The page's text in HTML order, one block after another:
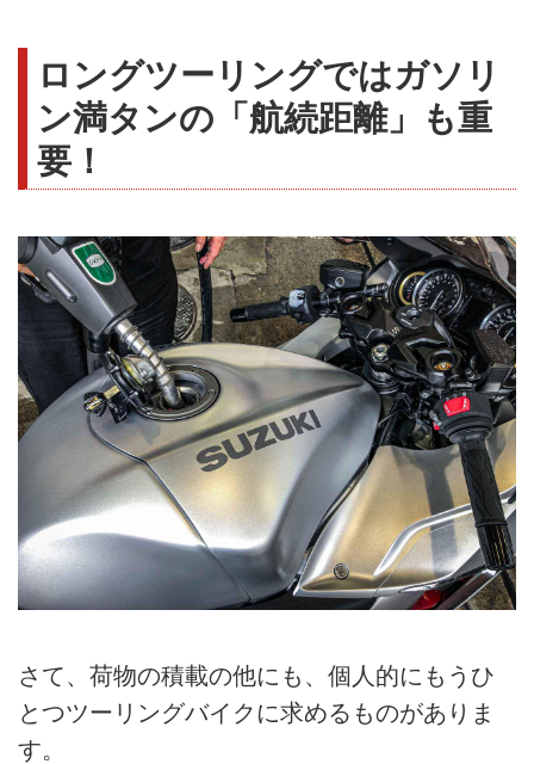
ロングツーリングではガソリ
ン満タンの「航続距離」も重
要！
さて、荷物の積載の他にも、個人的にもうひ
とつツーリングバイクに求めるものがありま
す。